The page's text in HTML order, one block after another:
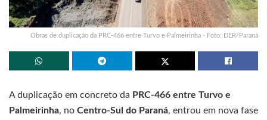
Obras de duplicação da PRC-466 entre Turvo e Palmeirinha - Foto: DER/Paraná
A duplicação em concreto da PRC-466 entre Turvo e
Palmeirinha, no Centro-Sul do Paraná, entrou em nova fase